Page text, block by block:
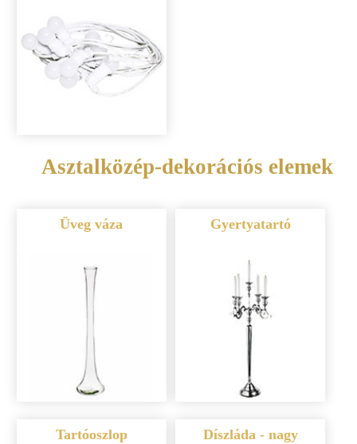
Asztalközép-dekorációs elemek
Üveg váza Gyertyatartó
Tartóoszlop Díszláda - nagy